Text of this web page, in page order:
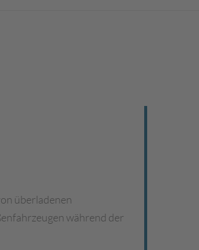
überladenen
während der